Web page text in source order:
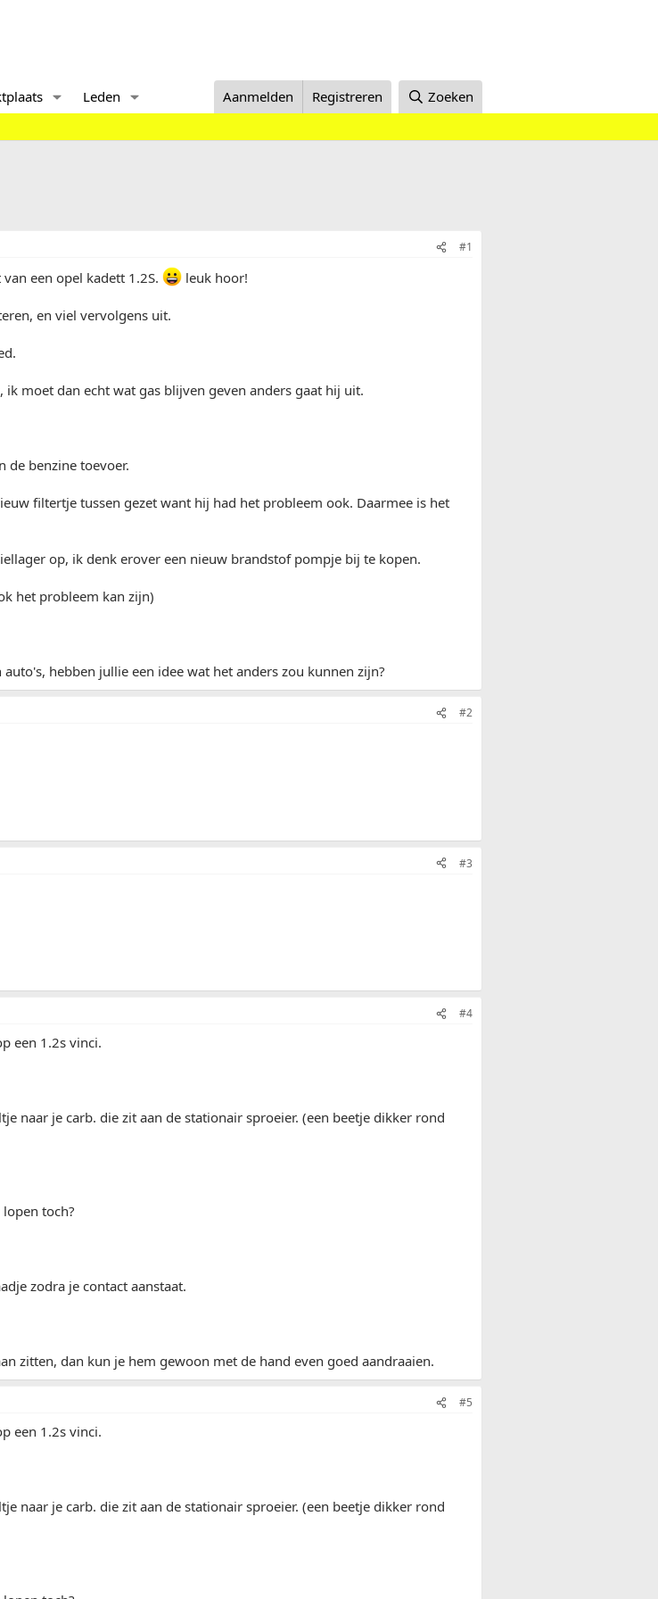
Leden Aanmelden Registreren Zoeken
#1
een opel kadett 1.2S. leuk hoor!
en viel vervolgens uit.
moet dan echt wat gas blijven geven anders gaat hij uit.
de benzine toevoer.
filtertje tussen gezet want hij had het probleem ook. Daarmee is het
op, ik denk erover een nieuw brandstof pompje bij te kopen.
het probleem kan zijn)
hebben jullie een idee wat het anders zou kunnen zijn?
#2
#3
#4
een 1.2s vinci.
naar je carb. die zit aan de stationair sproeier. (een beetje dikker rond
toch?
zodra je contact aanstaat.
zitten, dan kun je hem gewoon met de hand even goed aandraaien.
#5
een 1.2s vinci.
naar je carb. die zit aan de stationair sproeier. (een beetje dikker rond